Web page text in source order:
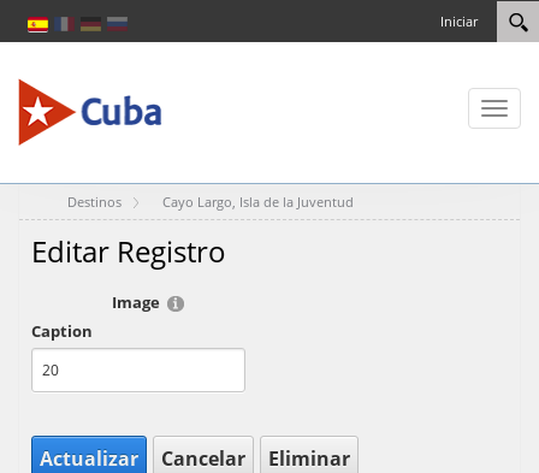
Iniciar
Toggle
Destinos Cayo Largo, Isla de la Juventud
Editar Registro
Image
Caption
Actualizar Cancelar Eliminar